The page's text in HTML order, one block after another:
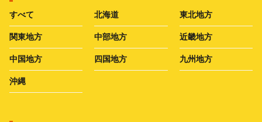
すべて 北海道 東北地方
関東地方 中部地方 近畿地方
中国地方 四国地方 九州地方
沖縄